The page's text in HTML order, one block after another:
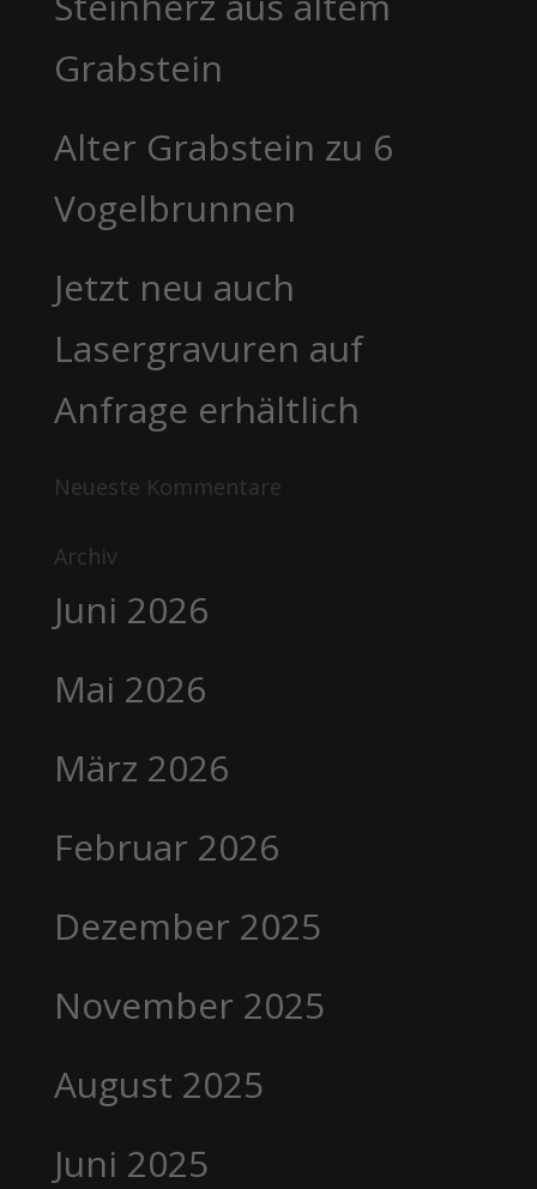
Grabstein
Alter Grabstein zu 6
Vogelbrunnen
Jetzt neu auch
Lasergravuren auf
Anfrage erhältlich
Neueste Kommentare
Archiv
Juni 2026
Mai 2026
März 2026
Februar 2026
Dezember 2025
November 2025
August 2025
Juni 2025